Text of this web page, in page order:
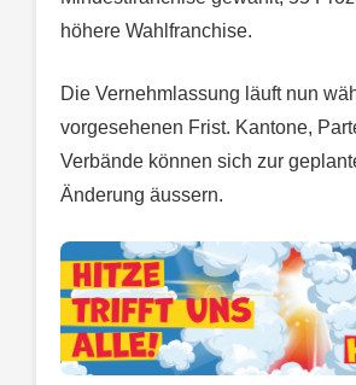
höhere Wahlfranchise.
Die Vernehmlassung läuft nun
vorgesehenen Frist. Kantone,
Verbände können sich zur
Änderung äussern.